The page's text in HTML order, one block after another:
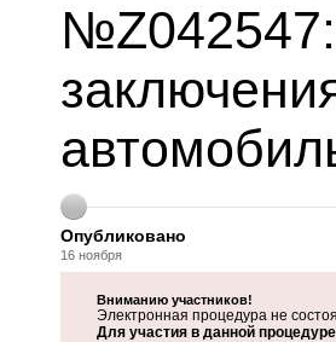
Опубликовано
16 ноября
Вниманию участников!
Электронная процедура не
Для участия в данной